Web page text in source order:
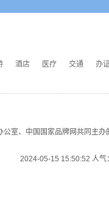
酒店 医疗 交通
办
室、中国国家品牌网共同主办
2024-05-15 15:50:52 人气